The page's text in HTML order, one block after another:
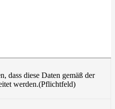
dass diese Daten gemäß der
werden.(Pflichtfeld)